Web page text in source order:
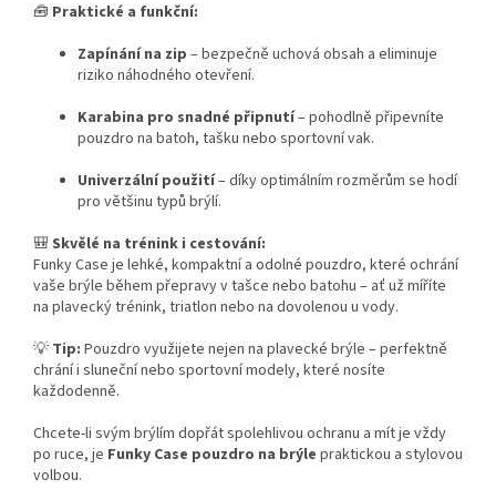
🧰 Praktické a funkční:
Zapínání na zip – bezpečně uchová obsah a eliminuje
riziko náhodného otevření.
Karabina pro snadné připnutí– pohodlně připevníte
pouzdro na batoh, tašku nebo sportovní vak.
Univerzální použití– díky optimálním rozměrům se hodí
pro většinu typů brýlí.
🎒 Skvělé na trénink i cestování:
Funky Case je lehké, kompaktní a odolné pouzdro, které ochrání
vaše brýle během přepravy v tašce nebo batohu – ať už míříte
na plavecký trénink, triatlon nebo na dovolenou u vody.
💡 Tip: Pouzdro využijete nejen na plavecké brýle – perfektně
chrání i sluneční nebo sportovní modely, které nosíte
každodenně.
Chcete-li svým brýlím dopřát spolehlivou ochranu a mít je vždy
po ruce, je Funky Case pouzdro na brýle praktickou a stylovou
volbou.